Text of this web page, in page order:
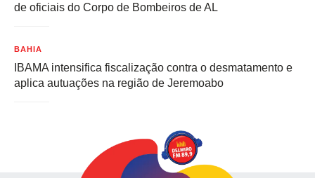
de oficiais do Corpo de Bombeiros de AL
BAHIA
IBAMA intensifica fiscalização contra o desmatamento e
aplica autuações na região de Jeremoabo